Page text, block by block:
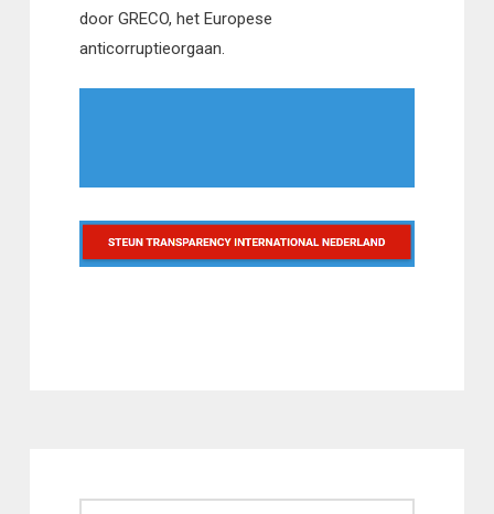
door GRECO, het Europese
anticorruptieorgaan.